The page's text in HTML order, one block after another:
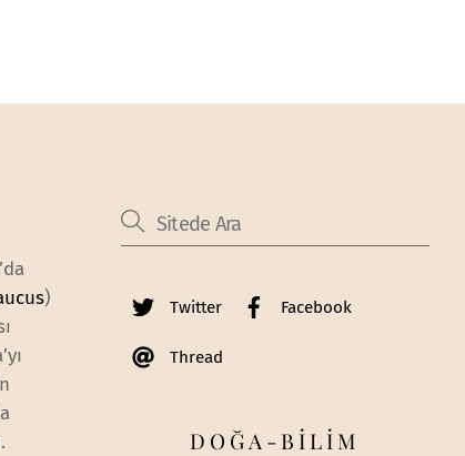
)
.
Twitter Facebook
Thread
DOĞA-BİLİM